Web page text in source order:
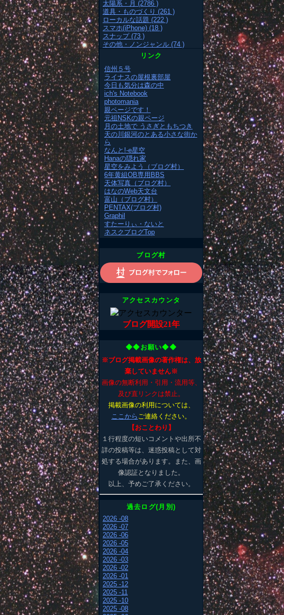
太陽系・月 (2786 )
道具・ものづくり (261 )
ローカルな話題 (222 )
スマホ(iPhone) (18 )
スナップ (73 )
その他・ノンジャンル (74 )
リンク
信州５号
ライナスの屋根裏部屋
今日も気分は森の中
ich's Notebook
photomania
親ページです！
元祖NSKの親ページ
月の土地で うさぎともちつき
天の川銀河のとある小さな街か
ら
なんと!-e星空
Hanaの隠れ家
星空をみよう（ブログ村）
6年黄組OB専用BBS
天体写真（ブログ村）
はなのWeb天文台
富山（ブログ村）
PENTAX(ブログ村)
Graphil
すたーりぃ・ないと
ネスクブログTop
ブログ村
アクセスカウンタ
ブログ開設21年
◆◆お願い◆◆
※ブログ掲載画像の著作権は、放
棄していません※
画像の無断利用・引用・流用等、
及び直リンクは禁止。
掲載画像の利用については、
ここから ご連絡ください。
【おことわり】
１行程度の短いコメントや出所不
詳の投稿等は、迷惑投稿として対
処する場合があります。また、画
像認証となりました。
以上、予めご了承ください。
過去ログ(月別)
2026 -08
2026 -07
2026 -06
2026 -05
2026 -04
2026 -03
2026 -02
2026 -01
2025 -12
2025 -11
2025 -10
2025 -08